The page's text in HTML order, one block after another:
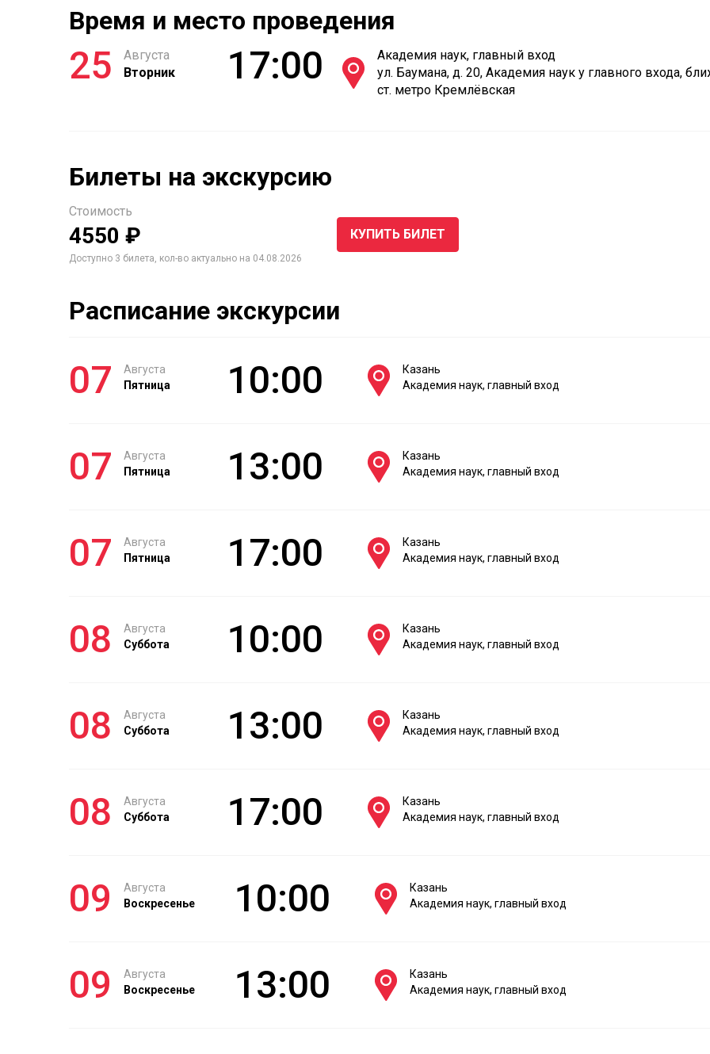
Время и место проведения
25
Августа
Вторник
17:00
Академия наук, главный вход
ул. Баумана, д. 20, Академия наук у главного входа,
ст. метро Кремлёвская
Билеты на экскурсию
Стоимость
4550 ₽
Доступно 3 билета, кол-во актуально на 04.08.2026
КУПИТЬ БИЛЕТ
Расписание экскурсии
07
Августа
Пятница
10:00
Казань
Академия наук, главный вход
07
Августа
Пятница
13:00
Казань
Академия наук, главный вход
07
Августа
Пятница
17:00
Казань
Академия наук, главный вход
08
Августа
Суббота
10:00
Казань
Академия наук, главный вход
08
Августа
Суббота
13:00
Казань
Академия наук, главный вход
08
Августа
Суббота
17:00
Казань
Академия наук, главный вход
09
Августа
Воскресенье
10:00
Казань
Академия наук, главный вход
09
Августа
Воскресенье
13:00
Казань
Академия наук, главный вход